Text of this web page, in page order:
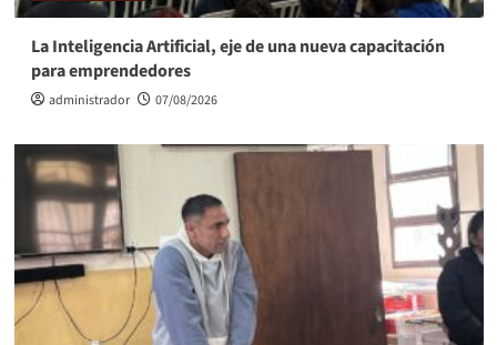
La Inteligencia Artificial, eje de una nueva capacitación
para emprendedores
administrador 07/08/2026